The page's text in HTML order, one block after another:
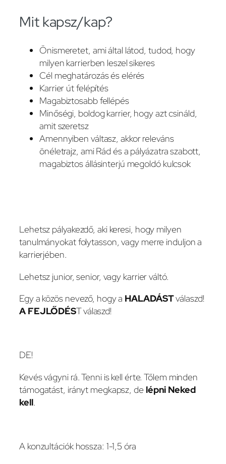
Mit kapsz/kap?
Önismeretet, ami által látod, tudod, hogy
milyen karrierben leszel sikeres
Cél meghatározás és elérés
Karrier út felépítés
Magabiztosabb fellépés
Minőségi, boldog karrier, hogy azt csináld,
amit szeretsz
Amennyiben váltasz, akkor releváns
önéletrajz, ami Rád és a pályázatra szabott,
magabiztos állásinterjú megoldó kulcsok
Lehetsz pályakezdő, aki keresi, hogy milyen
tanulmányokat folytasson, vagy merre induljon a
karrierjében.
Lehetsz junior, senior, vagy karrier váltó.
Egy a közös nevező, hogy a HALADÁSTválaszd!
A FEJLŐDÉST válaszd!
DE!
Kevés vágyni rá. Tenni is kell érte. Tőlem minden
támogatást, irányt megkapsz, de lépni Neked
kell.
A konzultációk hossza: 1-1,5 óra